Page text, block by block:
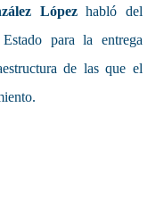
Lópezhabló del
para la entrega
de las que el